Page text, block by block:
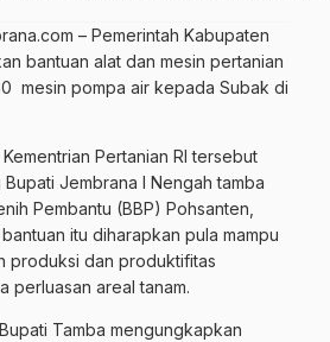
– Pemerintah Kabupaten
bantuan alat dan mesin pertanian
mesin pompa air kepada Subak di
Pertanian RI tersebut
Jembrana I Nengah tamba
Pembantu (BBP) Pohsanten,
itu diharapkan pula mampu
produksi dan produktifitas
perluasan areal tanam.
Bupati Tamba mengungkapkan